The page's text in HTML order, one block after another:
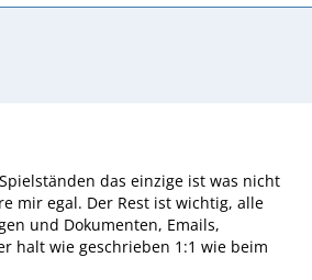
das einzige ist was nicht
mir egal. Der Rest ist wichtig, alle
und Dokumenten, Emails,
halt wie geschrieben 1:1 wie beim